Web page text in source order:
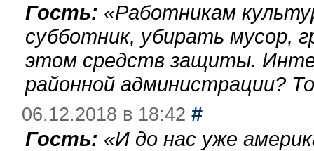
Гость: «Работникам
субботник, убирать мусор,
этом средств защиты.
районной администрации?
06.12.2018 в 18:42 #
Гость: «И до нас уже